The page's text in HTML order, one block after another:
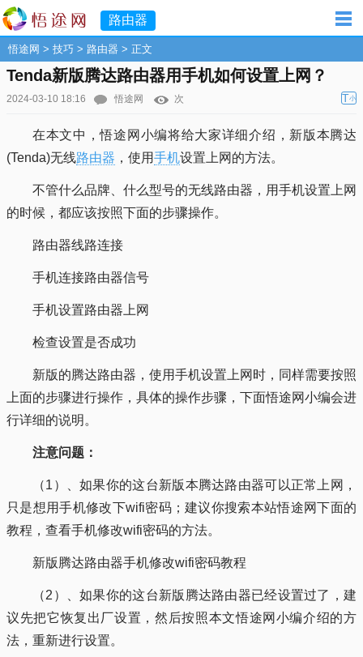
路由器
悟途网 > 技巧 > 路由器 > 正文
Tenda新版腾达路由器用手机如何设置上网？
2024-03-10 18:16 悟途网 次 T小
在本文中，悟途网小编将给大家详细介绍，新版本腾达
(Tenda)无线路由器 ，使用手机设置上网的方法。
不管什么品牌、什么型号的无线路由器，用手机设置上网
的时候，都应该按照下面的步骤操作。
路由器线路连接
手机连接路由器信号
手机设置路由器上网
检查设置是否成功
新版的腾达路由器，使用手机设置上网时，同样需要按照
上面的步骤进行操作，具体的操作步骤，下面悟途网小编会进
行详细的说明。
注意问题：
（1）、如果你的这台新版本腾达路由器可以正常上网，
只是想用手机修改下wifi密码；建议你搜索本站悟途网下面的
教程，查看手机修改wifi密码的方法。
新版腾达路由器手机修改wifi密码教程
（2）、如果你的这台新版腾达路由器已经设置过了，建
议先把它恢复出厂设置，然后按照本文悟途网小编介绍的方
法，重新进行设置。